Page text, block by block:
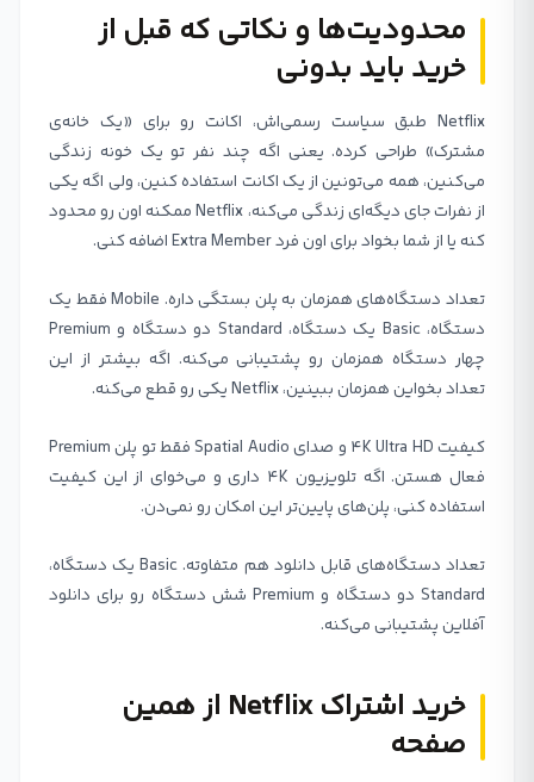
محدودیت‌ها و نکاتی که قبل از
خرید باید بدونی
Netflix طبق سیاست رسمی‌اش، اکانت رو برای «یک خانه‌ی
مشترک» طراحی کرده. یعنی اگه چند نفر تو یک خونه زندگی
می‌کنین، همه می‌تونین از یک اکانت استفاده کنین، ولی اگه یکی
از نفرات جای دیگه‌ای زندگی می‌کنه، Netflix ممکنه اون رو محدود
کنه یا از شما بخواد برای اون فرد Extra Member اضافه کنی.
تعداد دستگاه‌های همزمان به پلن بستگی داره. Mobile فقط یک
دستگاه، Basic یک دستگاه، Standard دو دستگاه و Premium
چهار دستگاه همزمان رو پشتیبانی می‌کنه. اگه بیشتر از این
تعداد بخواین همزمان ببینین، Netflix یکی رو قطع می‌کنه.
کیفیت 4K Ultra HD و صدای Spatial Audio فقط تو پلن Premium
فعال هستن. اگه تلویزیون 4K داری و می‌خوای از این کیفیت
استفاده کنی، پلن‌های پایین‌تر این امکان رو نمی‌دن.
تعداد دستگاه‌های قابل دانلود هم متفاوته. Basic یک دستگاه،
Standard دو دستگاه و Premium شش دستگاه رو برای دانلود
آفلاین پشتیبانی می‌کنه.
خرید اشتراک Netflix از همین
صفحه